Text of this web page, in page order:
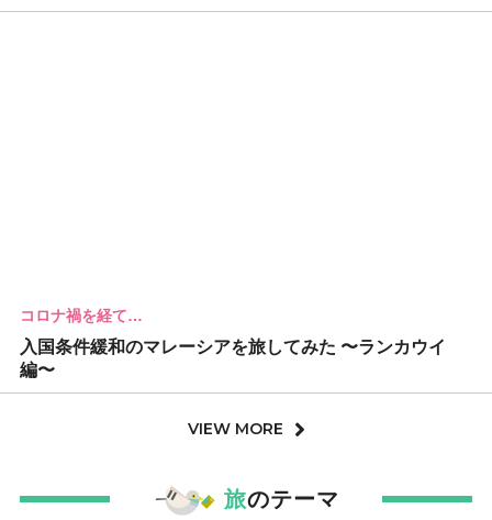
コロナ禍を経て…
入国条件緩和のマレーシアを旅してみた 〜ランカウイ
編〜
VIEW MORE
旅のテーマ